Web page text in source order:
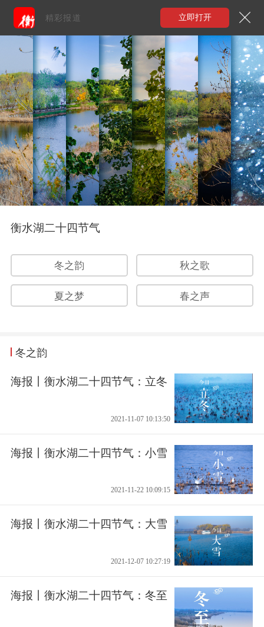
精彩报道 立即打开
衡水湖二十四节气
冬之韵 秋之歌
夏之梦 春之声
冬之韵
海报丨衡水湖二十四节气：立冬
2021-11-07 10:13:50
海报丨衡水湖二十四节气：小雪
2021-11-22 10:09:15
海报丨衡水湖二十四节气：大雪
2021-12-07 10:27:19
海报丨衡水湖二十四节气：冬至